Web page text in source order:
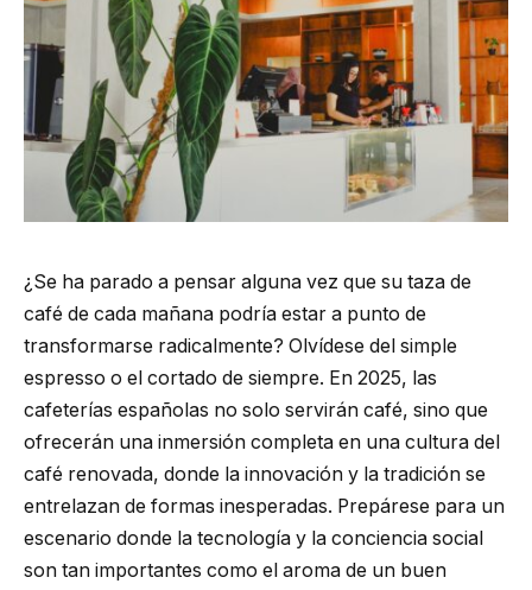
¿Se ha parado a pensar alguna vez que su taza de
café de cada mañana podría estar a punto de
transformarse radicalmente? Olvídese del simple
espresso o el cortado de siempre. En 2025, las
cafeterías españolas no solo servirán café, sino que
ofrecerán una inmersión completa en una cultura del
café renovada, donde la innovación y la tradición se
entrelazan de formas inesperadas. Prepárese para un
escenario donde la tecnología y la conciencia social
son tan importantes como el aroma de un buen